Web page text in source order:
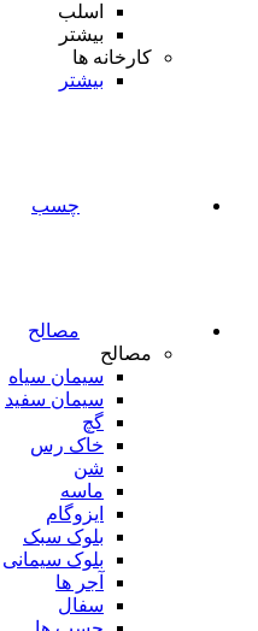
اسلب
بیشتر
کارخانه ها
بیشتر
چسب
مصالح
مصالح
سیمان سیاه
سیمان سفید
گچ
خاک رس
شن
ماسه
ایزوگام
بلوک سبک
بلوک سیمانی
آجر ها
سفال